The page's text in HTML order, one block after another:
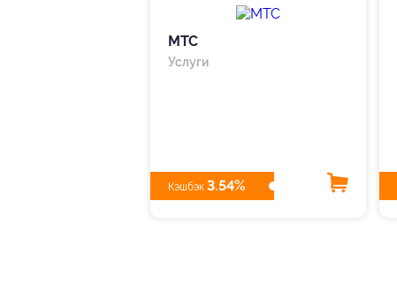
МТС
Услуги
Кэшбэк 3.54%